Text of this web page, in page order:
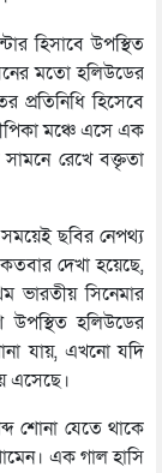
হিসাবে উপস্থিত
মতো হলিউডের
প্রতিনিধি হিসেবে
মঞ্চে এসে এক
রেখে বক্তৃতা
ছবির নেপথ্য
দেখা হয়েছে,
ভারতীয় সিনেমার
উপস্থিত হলিউডের
যায়, এখনো যদি
এসেছে।
শোনা যেতে থাকে
এক গাল হাসি